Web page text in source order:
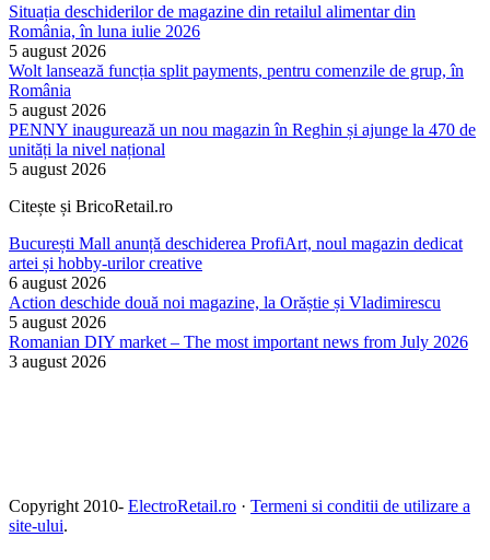
Situația deschiderilor de magazine din retailul alimentar din
România, în luna iulie 2026
5 august 2026
Wolt lansează funcția split payments, pentru comenzile de grup, în
România
5 august 2026
PENNY inaugurează un nou magazin în Reghin și ajunge la 470 de
unități la nivel național
5 august 2026
Citește și BricoRetail.ro
București Mall anunță deschiderea ProfiArt, noul magazin dedicat
artei și hobby-urilor creative
6 august 2026
Action deschide două noi magazine, la Orăștie și Vladimirescu
5 august 2026
Romanian DIY market – The most important news from July 2026
3 august 2026
Copyright 2010- ElectroRetail.ro · Termeni si conditii de utilizare a
site-ului.